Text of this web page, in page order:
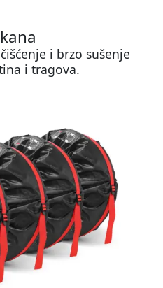
i brzo sušenje
i tragova.